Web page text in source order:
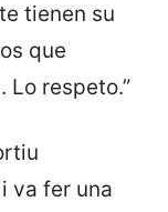
tienen su
que
Lo respeto.”
va fer una